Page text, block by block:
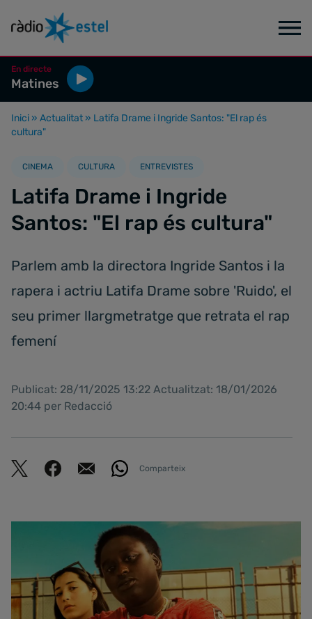
En directe
Matines
Inici » Actualitat » Latifa Drame i Ingride Santos: "El rap és
cultura"
CINEMA CULTURA ENTREVISTES
Latifa Drame i Ingride
Santos: "El rap és cultura"
Parlem amb la directora Ingride Santos i la
rapera i actriu Latifa Drame sobre 'Ruido', el
seu primer llargmetratge que retrata el rap
femení
Publicat: 28/11/2025 13:22 Actualitzat: 18/01/2026
20:44 per Redacció
Comparteix